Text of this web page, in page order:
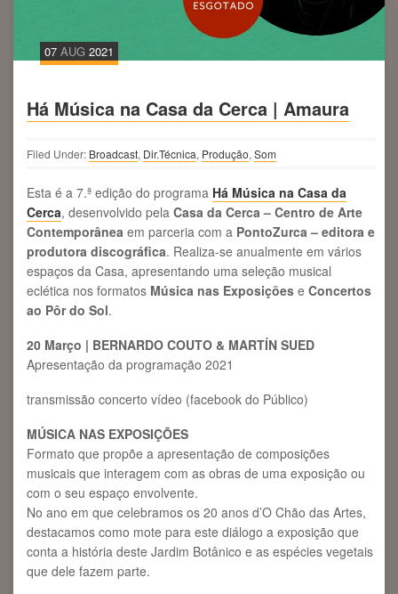
07 AUG 2021
Há Música na Casa da Cerca | Amaura
Filed Under: Broadcast, Dir.Técnica, Produção, Som
Esta é a 7.ª edição do programa Há Música na Casa da
Cerca, desenvolvido pela Casa da Cerca – Centro de Arte
Contemporânea em parceria com a PontoZurca – editora e
produtora discográfica. Realiza-se anualmente em vários
espaços da Casa, apresentando uma seleção musical
eclética nos formatos Música nas Exposições e Concertos
ao Pôr do Sol.
20 Março | BERNARDO COUTO & MARTÍN SUED
Apresentação da programação 2021
transmissão concerto vídeo (facebook do Público)
MÚSICA NAS EXPOSIÇÕES
Formato que propõe a apresentação de composições
musicais que interagem com as obras de uma exposição ou
com o seu espaço envolvente.
No ano em que celebramos os 20 anos d’O Chão das Artes,
destacamos como mote para este diálogo a exposição que
conta a história deste Jardim Botânico e as espécies vegetais
que dele fazem parte.